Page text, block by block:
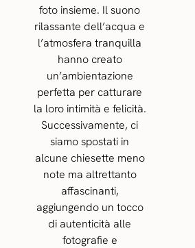
foto insieme. Il suono
rilassante dell’acqua e
l’atmosfera tranquilla
hanno creato
un’ambientazione
perfetta per catturare
la loro intimità e felicità.
Successivamente, ci
siamo spostati in
alcune chiesette meno
note ma altrettanto
affascinanti,
aggiungendo un tocco
di autenticità alle
fotografie e